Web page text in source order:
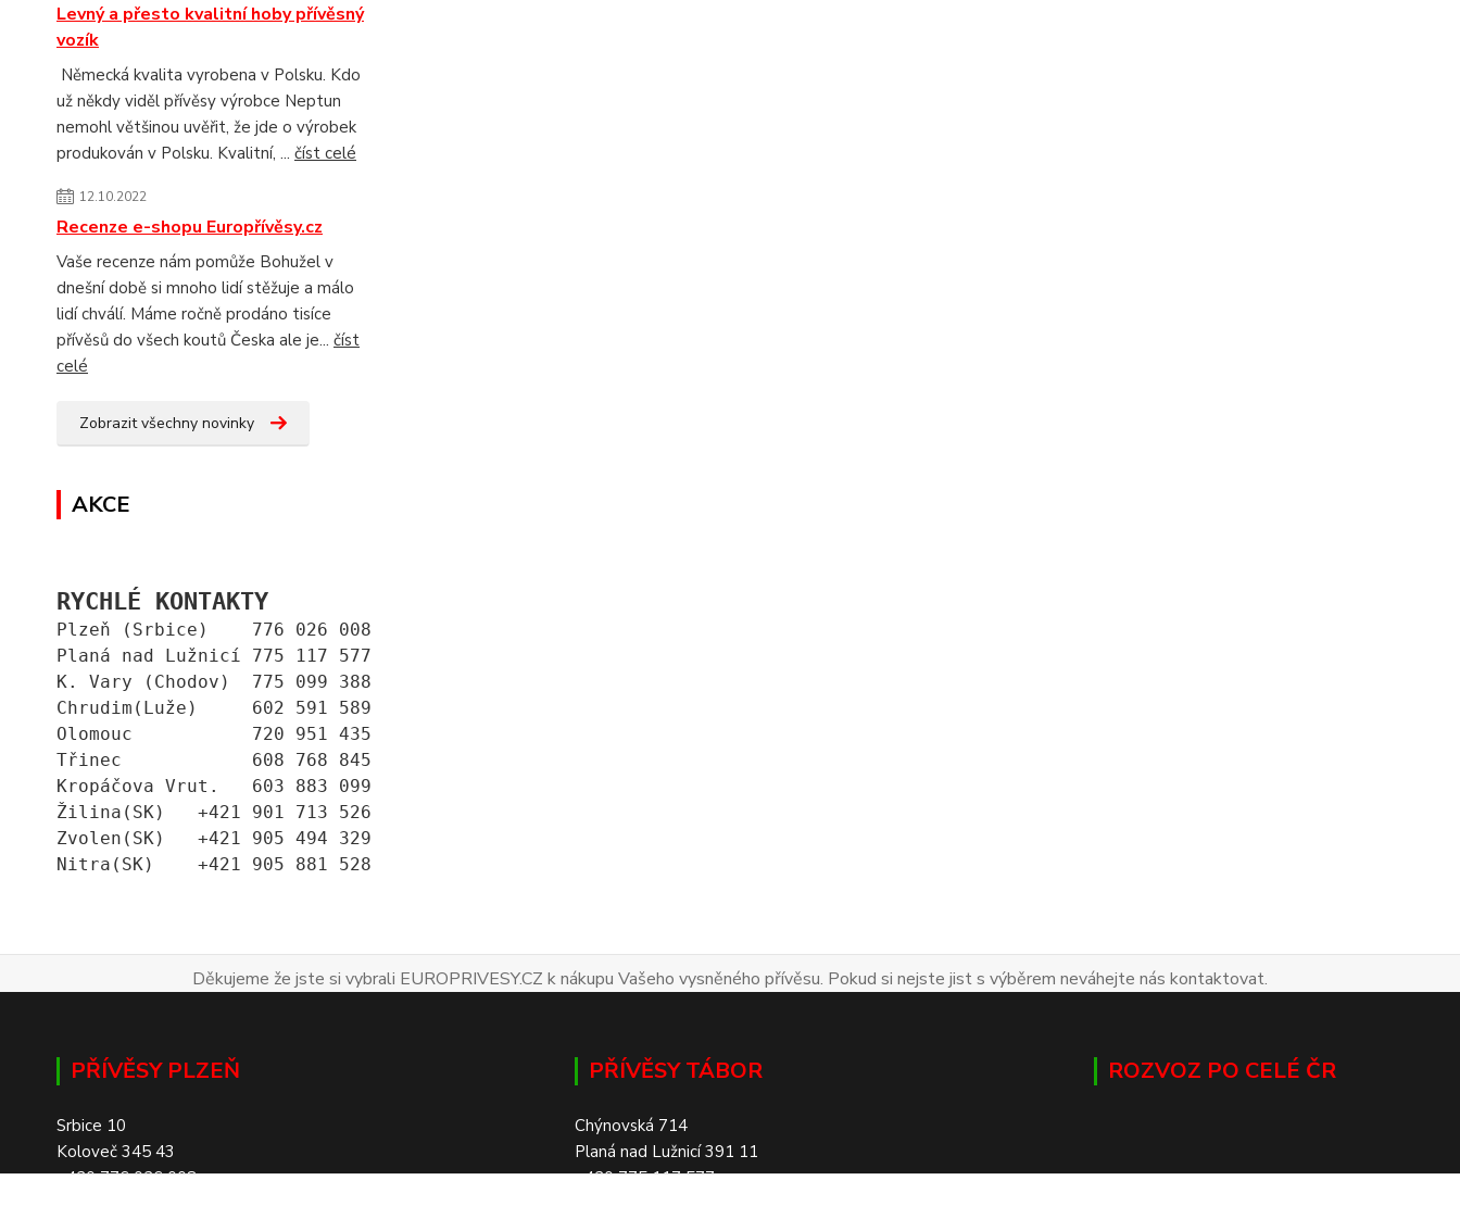
Levný a přesto kvalitní hoby přívěsný
vozík
Německá kvalita vyrobena v Polsku. Kdo
už někdy viděl přívěsy výrobce Neptun
nemohl většinou uvěřit, že jde o výrobek
produkován v Polsku. Kvalitní, ... číst celé
12.10.2022
Recenze e-shopu Europřívěsy.cz
Vaše recenze nám pomůže Bohužel v
dnešní době si mnoho lidí stěžuje a málo
lidí chválí. Máme ročně prodáno tisíce
přívěsů do všech koutů Česka ale je... číst
celé
Zobrazit všechny novinky
AKCE
RYCHLÉ KONTAKTY
Plzeň (Srbice)    776 026 008
Planá nad Lužnicí 775 117 577
K. Vary (Chodov)  775 099 388
Chrudim(Luže)     602 591 589
Olomouc           720 951 435
Třinec            608 768 845
Kropáčova Vrut.   603 883 099
Žilina(SK)   +421 901 713 526
Zvolen(SK)   +421 905 494 329
Nitra(SK)    +421 905 881 528
Děkujeme že jste si vybrali EUROPRIVESY.CZ k nákupu Vašeho vysněného přívěsu. Pokud si nejste jist s výběrem neváhejte nás kontaktovat.
PŘÍVĚSY PLZEŇ
Srbice 10
Koloveč 345 43
+420 776 026 008
PŘÍVĚSY TÁBOR
Chýnovská 714
Planá nad Lužnicí 391 11
+420 775 117 577
ROZVOZ PO CELÉ ČR